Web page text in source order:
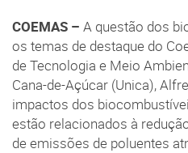
COEMAS – A questão dos
os temas de destaque do
de Tecnologia e Meio
Cana-de-Açúcar (Unica),
impactos dos
estão relacionados à
de emissões de poluentes